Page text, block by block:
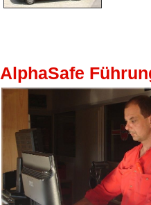
AlphaSafe